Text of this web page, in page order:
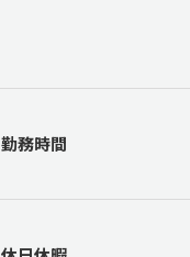
勤務時間